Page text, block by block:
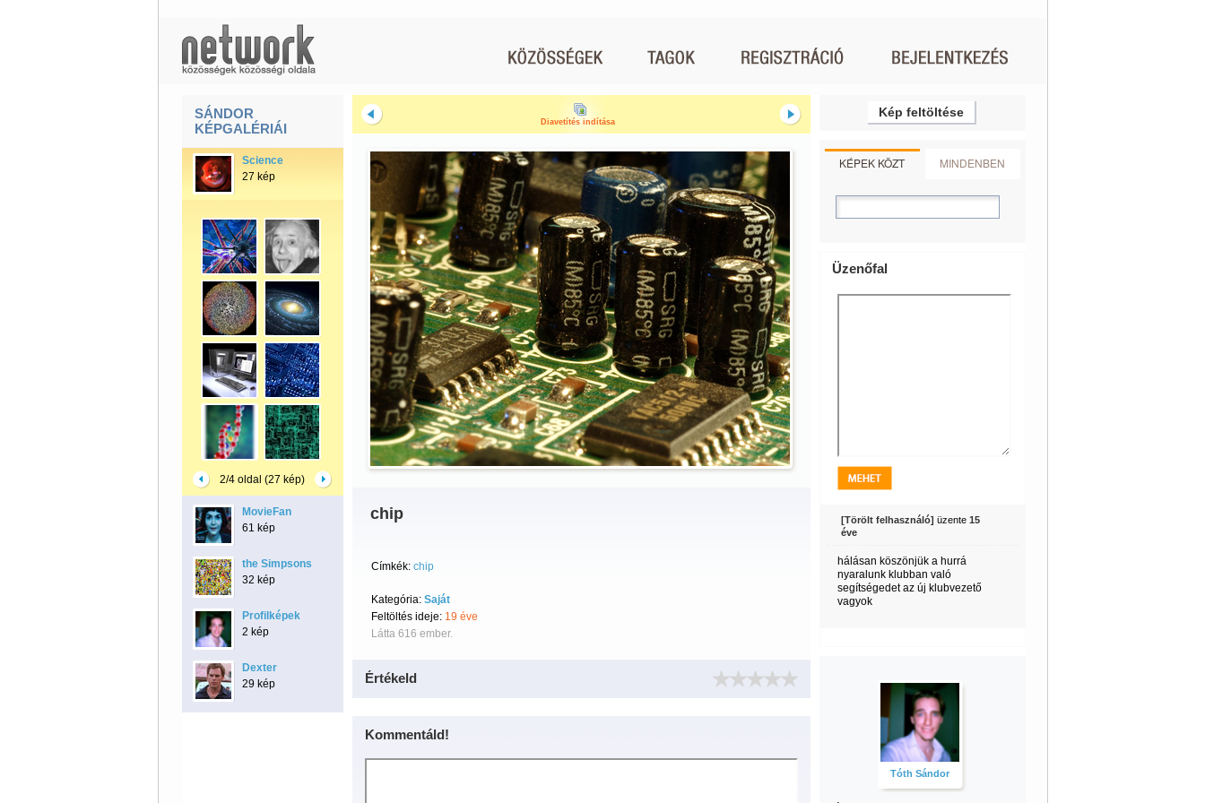
SÁNDOR
KÉPGALÉRIÁI
Science
27 kép
2/4 oldal (27 kép)
MovieFan
61 kép
the Simpsons
32 kép
Profilképek
2 kép
Dexter
29 kép
Diavetítés indítása
chip
Címkék: chip
Kategória: Saját
Feltöltés ideje: 19 éve
Látta 616 ember.
Értékeld
Kommentáld!
Kép feltöltése
KÉPEK KÖZT MINDENBEN
Üzenőfal
[Törölt felhasználó] üzente 15
éve
hálásan köszönjük a hurrá
nyaralunk klubban való
segítségedet az új klubvezető
vagyok
Tóth Sándor